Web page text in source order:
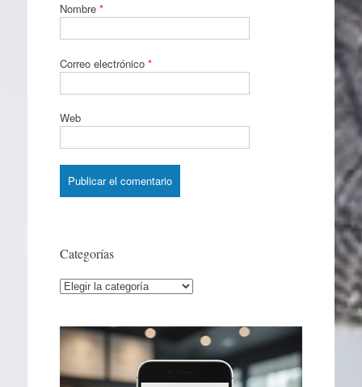
Nombre *
Correo electrónico *
Web
Categorías
Categorías